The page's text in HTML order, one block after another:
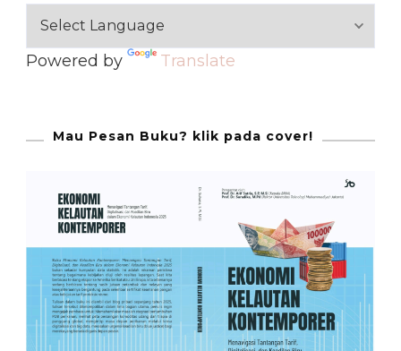
Powered by Translate
Mau Pesan Buku? klik pada cover!